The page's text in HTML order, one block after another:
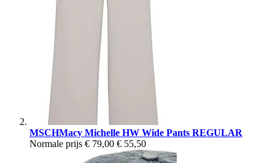
MSCHMacy Michelle HW Wide Pants REGULAR
Normale prijs € 79,00 € 55,50